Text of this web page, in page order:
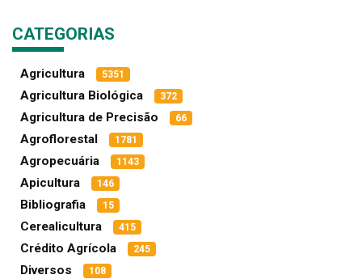
CATEGORIAS
Agricultura 5351
Agricultura Biológica 372
Agricultura de Precisão 66
Agroflorestal 1781
Agropecuária 1143
Apicultura 146
Bibliografia 15
Cerealicultura 415
Crédito Agrícola 245
Diversos 108